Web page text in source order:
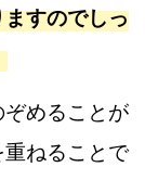
すのでしっ
めることが
ねることで